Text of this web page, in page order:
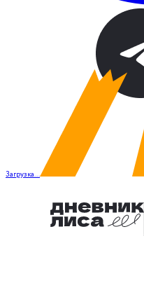
Загрузка...